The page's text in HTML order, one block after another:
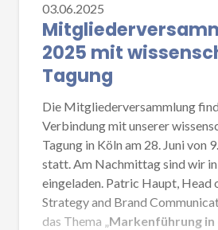
03.06.2025
2025 mit
Tagung
Die Mitgliederversammlung
Verbindung mit unserer
Tagung in Köln am 28. Juni von
statt. Am Nachmittag sind wir
eingeladen. Patric Haupt,
Strategy and Brand
das Thema „ Markenführung